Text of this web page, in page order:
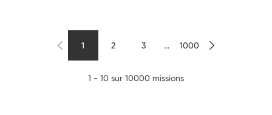
1 2 3 ... 1000
1 - 10 sur 10000 missions